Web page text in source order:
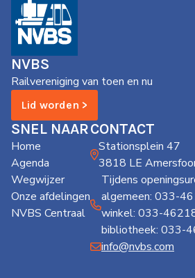
NVBS
Railvereniging van toen en nu
Lid worden >
SNEL NAAR
Home
Agenda
Wegwijzer
Onze afdelingen
NVBS Centraal
CONTACT
Stationsplein 47
3818 LE
Tijdens
algemeen: 033-
winkel: 033-
bibliotheek: 033-
info@nvbs.com